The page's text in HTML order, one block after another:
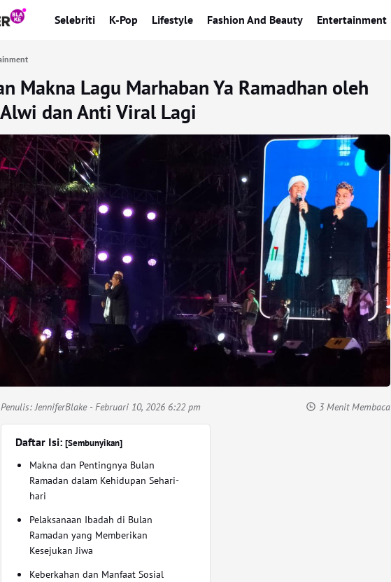
Selebriti K-Pop Lifestyle Fashion And Beauty Entertainment
Makna Lagu Marhaban Ya Ramadhan oleh
dan Anti Viral Lagi
Penulis: JenniferBlake- Februari 10, 2026 6:22 pm 3 Menit Membaca
Daftar Isi:[Sembunyikan]
Makna dan Pentingnya Bulan
Ramadan dalam Kehidupan Sehari-
hari
Pelaksanaan Ibadah di Bulan
Ramadan yang Memberikan
Kesejukan Jiwa
Keberkahan dan Manfaat Sosial